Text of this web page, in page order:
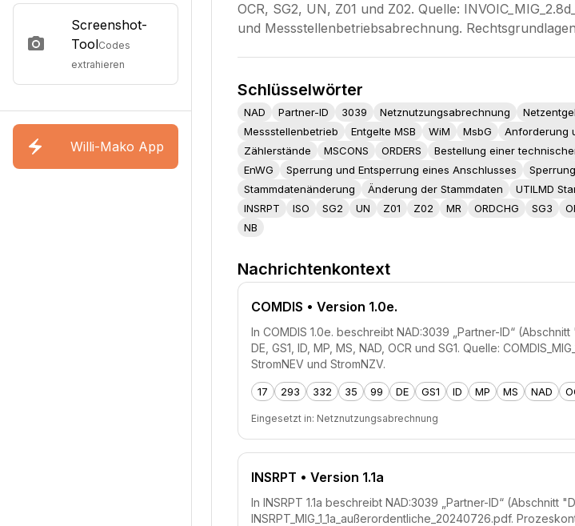
Screenshot-
ToolCodes
extrahieren
Willi-Mako App
OCR, SG2, UN, Z01 und Z02. Quelle:
und Messstellenbetriebsabrechnung.
Schlüsselwörter
NAD Partner-ID 3039 Netznutzungsabrechnung
Messstellenbetrieb
Entgelte MSB WiM MsbG Anforderung
Zählerstände
MSCONS ORDERS Bestellung einer
EnWG
Sperrung und Entsperrung eines Anschlusses Sperrung
Stammdatenänderung
Änderung der Stammdaten UTILMD
INSRPT
ISO SG2 UN Z01 Z02 MR ORDCHG SG3
NB
Nachrichtenkontext
COMDIS • Version 1.0e.
In COMDIS 1.0e. beschreibt NAD:3039 „Partner-ID“
DE, GS1, ID, MP, MS, NAD, OCR und SG1. Quelle:
StromNEV und StromNZV.
17 293 332 35 99 DE GS1 ID MP MS NAD
Eingesetzt in: Netznutzungsabrechnung
INSRPT • Version 1.1a
In INSRPT 1.1a beschreibt NAD:3039 „Partner-ID“
INSRPT_MIG_1_1a_außerordentliche_20240726.pdf.